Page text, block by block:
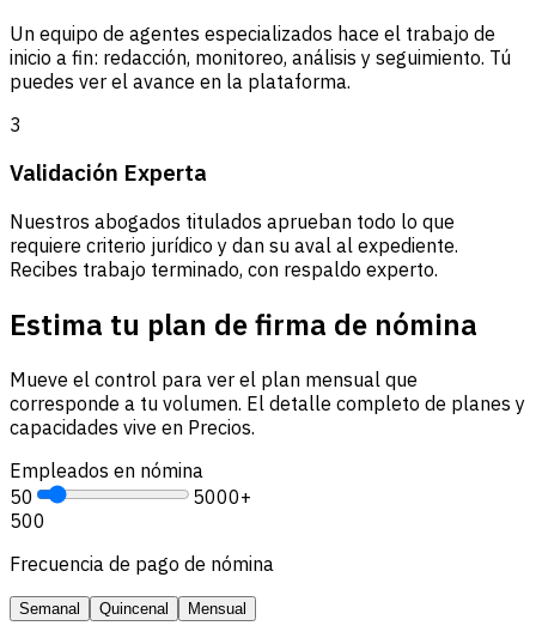
Un equipo de agentes especializados hace el trabajo de
inicio a fin: redacción, monitoreo, análisis y seguimiento. Tú
puedes ver el avance en la plataforma.
3
Validación Experta
Nuestros abogados titulados aprueban todo lo que
requiere criterio jurídico y dan su aval al expediente.
Recibes trabajo terminado, con respaldo experto.
Estima tu plan de firma de nómina
Mueve el control para ver el plan mensual que
corresponde a tu volumen. El detalle completo de planes y
capacidades vive en Precios.
Empleados en nómina
50
5000+
500
Frecuencia de pago de nómina
Semanal Quincenal Mensual